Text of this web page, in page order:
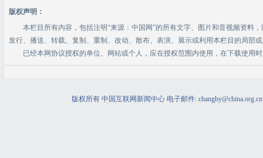
版权所有 中国互联网新闻中心 电子邮件: